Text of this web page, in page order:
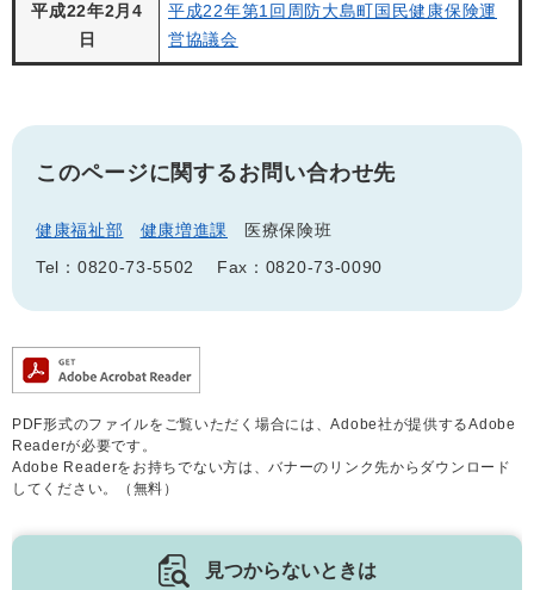
平成22年2月4
日
平成22年第1回周防大島町国民健康保険運
営協議会
このページに関するお問い合わせ先
健康福祉部 健康増進課
医療保険班
Tel：0820-73-5502
Fax：0820-73-0090
PDF形式のファイルをご覧いただく場合には、Adobe社が提供するAdobe
Readerが必要です。
Adobe Readerをお持ちでない方は、バナーのリンク先からダウンロード
してください。（無料）
見つからないときは